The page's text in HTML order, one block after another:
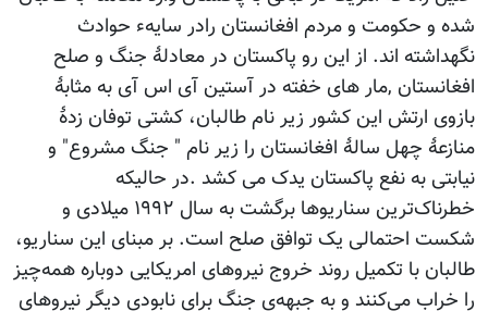
شده و حکومت و مردم افغانستان رادر سایهء حوادث
نگهداشته اند. از این رو پاکستان در معادلۀ جنگ و صلح
افغانستان ,مار های خفته در آستین آی اس آی به مثابۀ
بازوی ارتش این کشور زیر نام طالبان، کشتی توفان زدۀ
منازعۀ چهل سالۀ افغانستان را زیر نام " جنگ مشروع" و
نیابتی به نفع پاکستان یدک می کشد .در حالیکه
خطرناک‌ترین سناریوها برگشت به سال ۱۹۹۲ میلادی و
شکست احتمالی یک توافق صلح است. بر مبنای این سناریو،
طالبان با تکمیل روند خروج نیروهای امریکایی دوباره همه‌چیز
را خراب می‌کنند و به جبهه‌ی جنگ برای نابودی دیگر نیروهای